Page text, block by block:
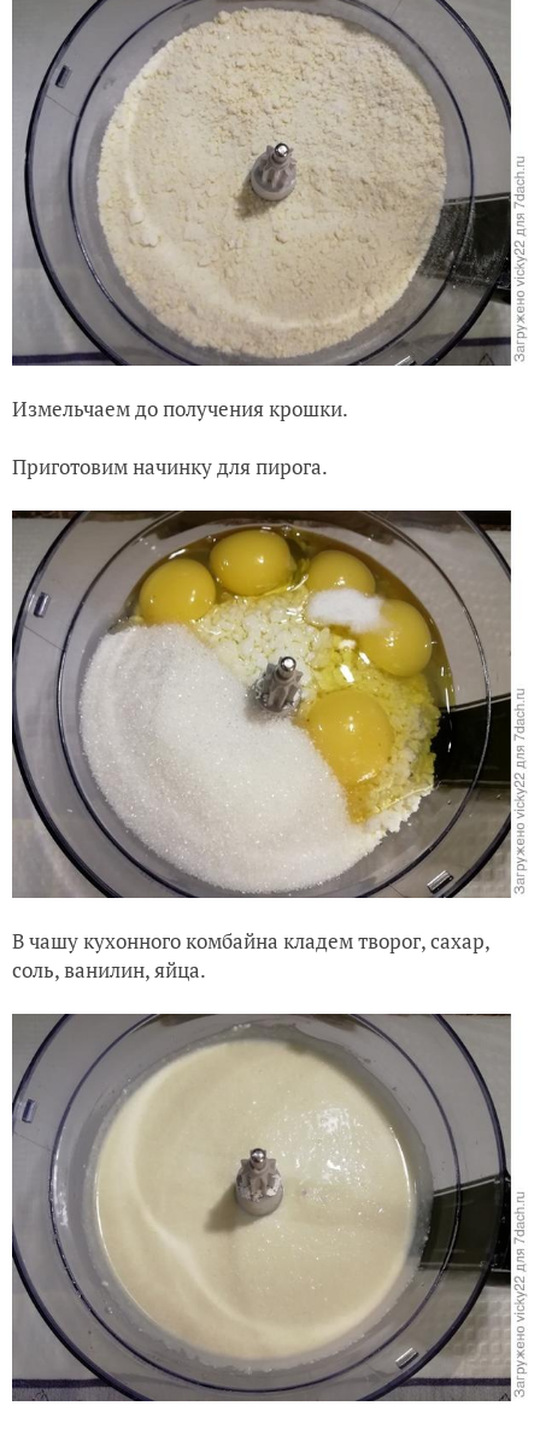
Измельчаем до получения крошки.
Приготовим начинку для пирога.
В чашу кухонного комбайна кладем творог, сахар,
соль, ванилин, яйца.